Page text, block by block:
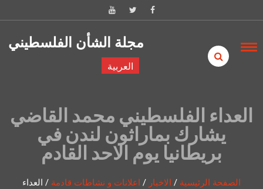
مجلة الشأن الفلسطيني
العربية
العداء الفلسطيني محمد القاضي
يشارك بماراثون لندن في
بريطانيا يوم الاحد القادم
الصفحة الرئيسية / الاخبار / اعلانات و نشاطات قادمة / العداء